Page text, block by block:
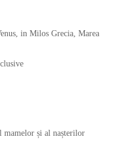
in Milos Grecia, Marea
și al nașterilor